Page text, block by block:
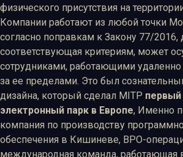
физического присутствия на
Компании работают из любой точки
согласно поправкам к Закону 77/2016,
соответствующая критериям, может
сотрудниками, работающими удаленно
за ее пределами. Это был
дизайна, который сделал MITP первый
электронный парк в Европе, Именно
компания по производству
обеспечения в Кишиневе, BPO-
международная команда, работающая